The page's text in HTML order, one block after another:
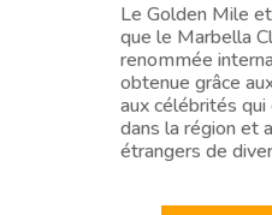
Le Golden Mile
que le Marbella
renommée
obtenue grâce
aux célébrités
dans la région et
étrangers de